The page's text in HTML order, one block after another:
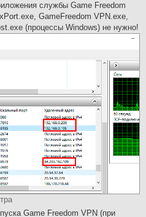
службы Game Freedom
GameFreedom VPN.exe,
(процессы Windows) не нужно!
Game Freedom VPN (при